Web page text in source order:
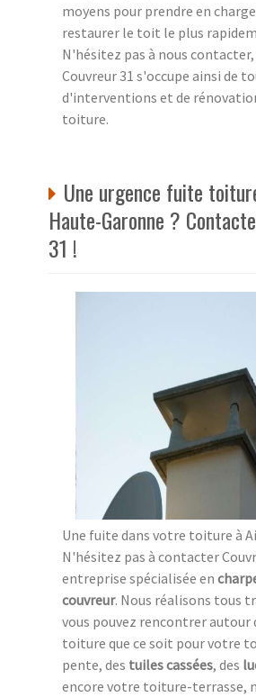
moyens pour prendre en
restaurer le toit le plus
N'hésitez pas à nous
Couvreur 31 s'occupe ainsi de
d'interventions et de
toiture.
Une urgence fuite
Haute-Garonne ?
31 !
Une fuite dans votre toiture à
N'hésitez pas à contacter
entreprise spécialisée en
couvreur. Nous réalisons tous
vous pouvez rencontrer autour
toiture que ce soit pour votre
pente, des tuiles cassées, des
encore votre toiture-terrasse,